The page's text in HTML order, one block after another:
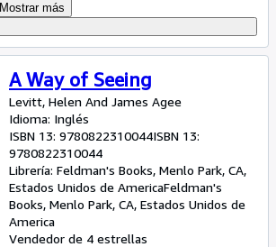
Mostrar más
A Way of Seeing
Levitt, Helen And James Agee
Idioma: Inglés
ISBN 13: 9780822310044ISBN 13:
9780822310044
Librería: Feldman's Books, Menlo Park, CA,
Estados Unidos de AmericaFeldman's
Books, Menlo Park, CA, Estados Unidos de
America
Vendedor de 4 estrellas